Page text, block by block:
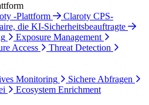
-Plattform
Claroty CPS-
die KI-Sicherheitsbeauftragte
Exposure Management
Access
Threat Detection
Monitoring
Sichere Abfragen
Ecosystem Enrichment